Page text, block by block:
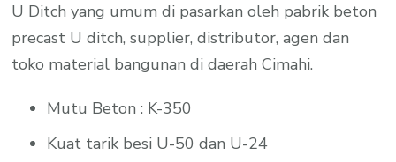
U Ditch yang umum di pasarkan oleh pabrik beton
precast U ditch, supplier, distributor, agen dan
toko material bangunan di daerah Cimahi.
Mutu Beton : K-350
Kuat tarik besi U-50 dan U-24